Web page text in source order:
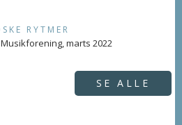
RYTMER
marts 2022
SE ALLE